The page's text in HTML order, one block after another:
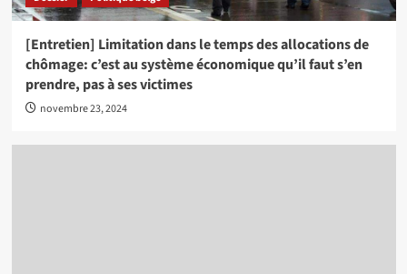
[Entretien] Limitation dans le temps des allocations de
chômage: c’est au système économique qu’il faut s’en
prendre, pas à ses victimes
novembre 23, 2024